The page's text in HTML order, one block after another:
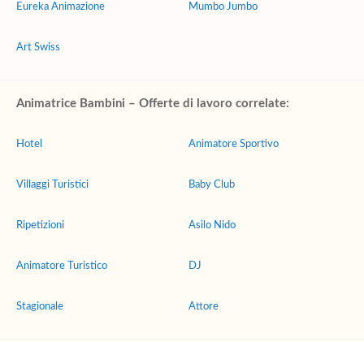
Eureka Animazione
Art Swiss
Mumbo Jumbo
Animatrice Bambini – Offerte di lavoro correlate:
Hotel
Villaggi Turistici
Ripetizioni
Animatore Turistico
Stagionale
Animatore Sportivo
Baby Club
Asilo Nido
DJ
Attore